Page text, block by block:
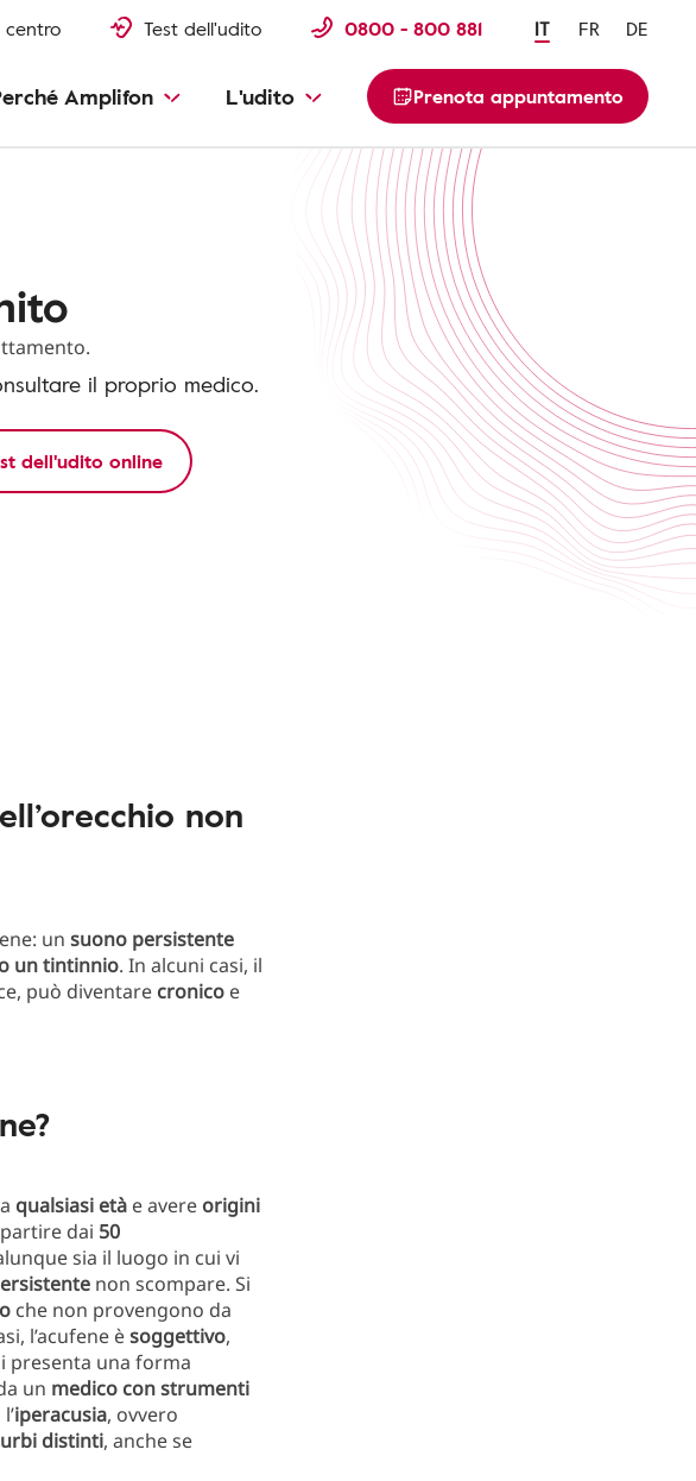
centro Test dell'udito 0800 - 800 881 IT FR DE
Amplifon L'udito Prenota appuntamento
il proprio medico.
dell'udito online
non
un suono persistente
un tintinnio. In alcuni casi, il
può diventare cronico e
qualsiasi età e avere origini
dai 50
sia il luogo in cui vi
non scompare. Si
che non provengono da
l’acufene èsoggettivo,
presenta una forma
un medico con strumenti
iperacusia, ovvero
distinti, anche se